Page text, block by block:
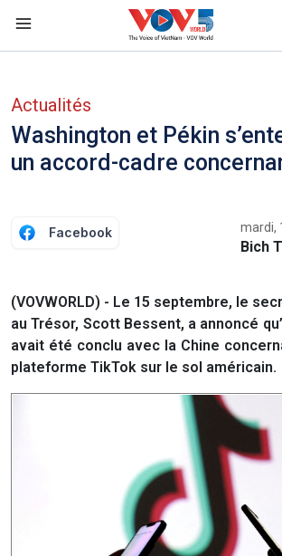
Actualités
Washington et Pékin
un accord-cadre
Facebook mardi,
Bich
(VOVWORLD) - Le 15 septembre, le
au Trésor, Scott Bessent, a annoncé
avait été conclu avec la Chine
plateforme TikTok sur le sol américain.